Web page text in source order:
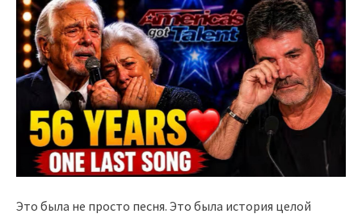
Это была не просто песня. Это была история целой